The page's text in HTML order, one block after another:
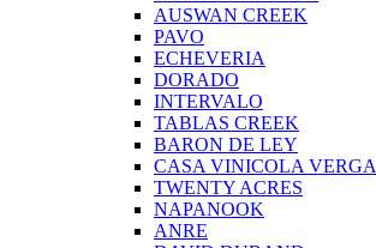
AUSWAN CREEK
PAVO
ECHEVERIA
DORADO
INTERVALO
TABLAS CREEK
BARON DE LEY
CASA VINICOLA VERGA
TWENTY ACRES
NAPANOOK
ANRE